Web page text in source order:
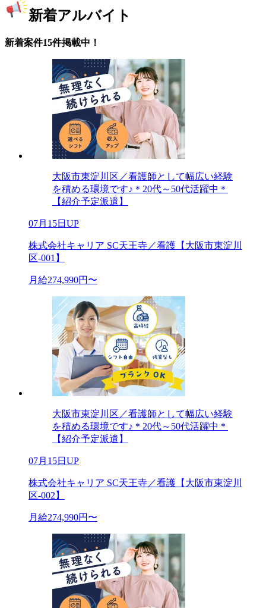
新着アルバイト
新着案件15件掲載中！
大阪市東淀川区／看護師として幅広い経験
を積める環境です♪＊20代～50代活躍中＊
【紹介予定派遣】
07月15日UP
株式会社キャリア SC天王寺／看護【大阪市東淀川
区-001】
月給274,990円〜
大阪市東淀川区／看護師として幅広い経験
を積める環境です♪＊20代～50代活躍中＊
【紹介予定派遣】
07月15日UP
株式会社キャリア SC天王寺／看護【大阪市東淀川
区-002】
月給274,990円〜